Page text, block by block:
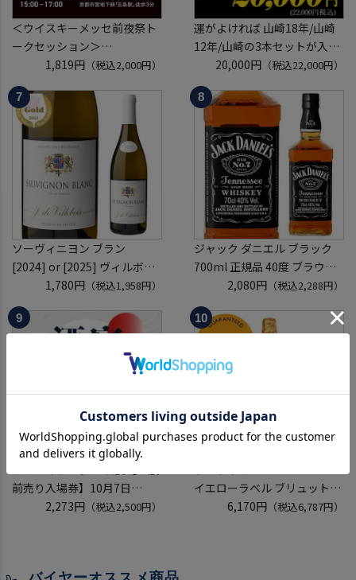
＜ウイスキーメッセ前夜祭ト
ークセッション＞
8月21日(金)15:00～17:00京都
開催
クレジットカード決済のみ
1,819円（税込2,000円）
運がよければ 山崎18年/山崎
12年/山崎の3本セットが入っ
ているかも！？ ウイスキー福
袋 2～6本組 限定200セット
虎S ※必ずもらえるCP対象
(1P)
20,000円 （税込22,000円）
ソーヴィニヨン ブラン
[2024] or [2025] ヴィルボワ
750ml フランス ロワール 辛
口 白ワイン 浜運A
1,780円（税込1,958円）
ジャック ダニエル ブラック
700ml 正規品 40度 ブラウン
フォーマン
ウイスキー テネシー バーボン
長S
2,080円 （税込2,288円）
前売り入場券】10月7日
(水)11:00～17:00 2026
2,273円（税込2,500円）
イエローラベル ブリュット
750ml 正規品
6,170円 （税込6,787円）